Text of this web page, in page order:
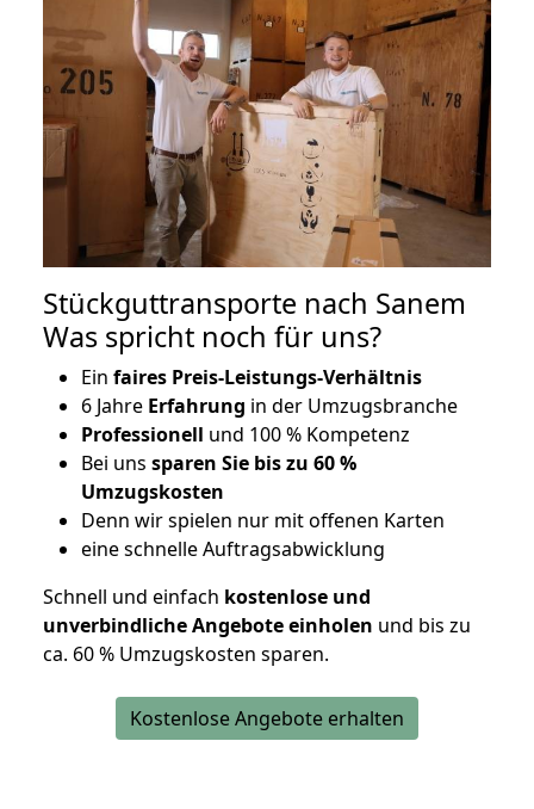
Stückguttransporte nach Sanem
Was spricht noch für uns?
Ein faires Preis-Leistungs-Verhältnis
6 Jahre Erfahrung in der Umzugsbranche
Professionell und 100 % Kompetenz
Bei uns sparen Sie bis zu 60 %
Umzugskosten
Denn wir spielen nur mit offenen Karten
eine schnelle Auftragsabwicklung
Schnell und einfach kostenlose und
unverbindliche Angebote einholen und bis zu
ca. 60 % Umzugskosten sparen.
Kostenlose Angebote erhalten